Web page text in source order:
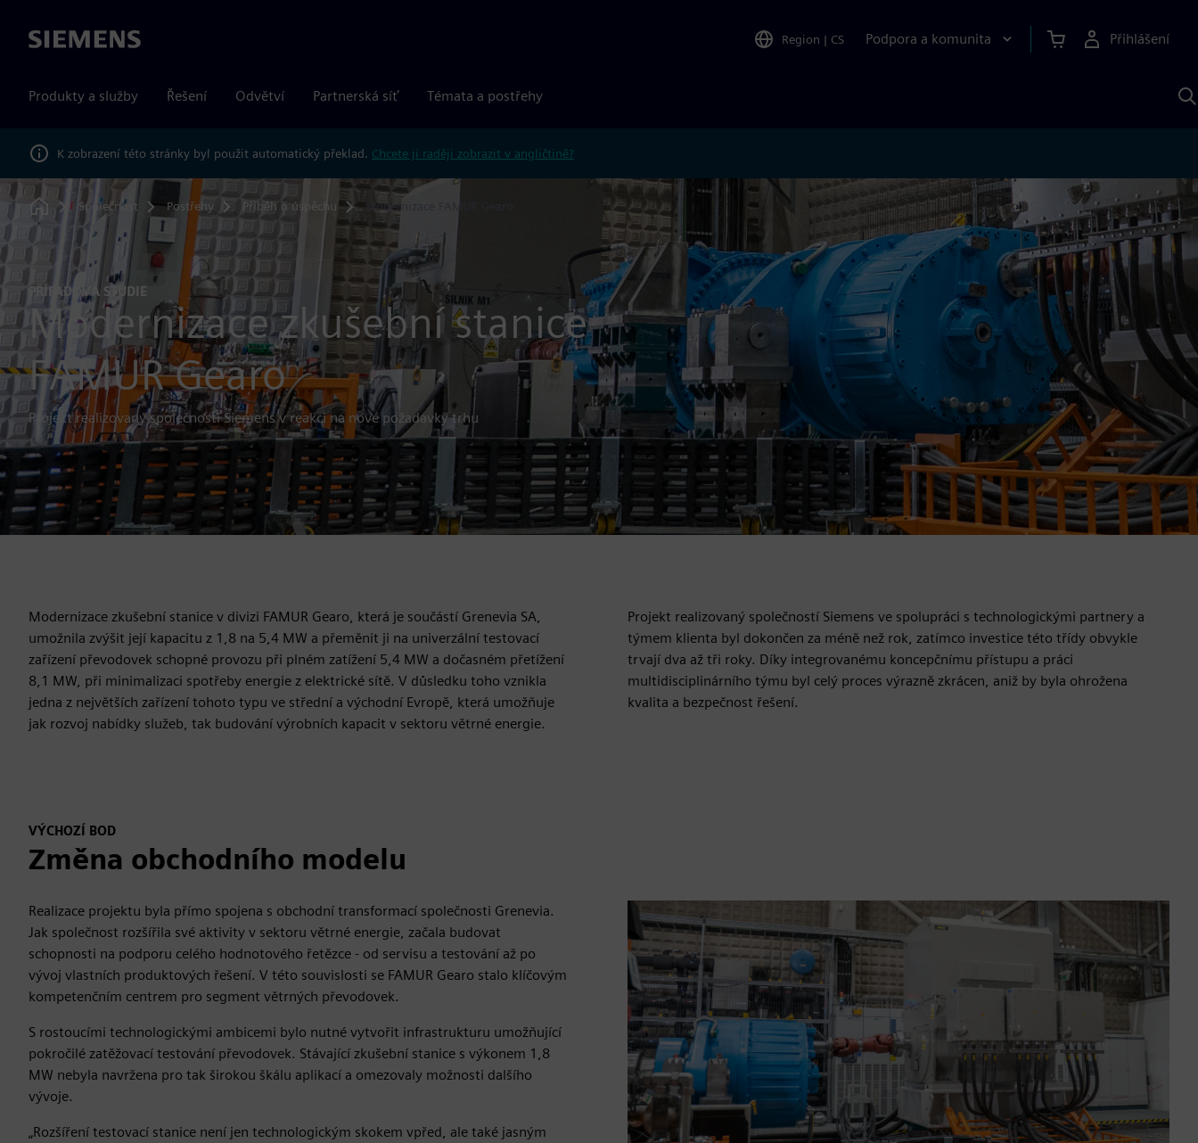
Siemens Region | CS Podpora a komunita Přihlášení
Produkty a služby Řešení Odvětví Partnerská síť Témata a postřehy
K zobrazení této stránky byl použit automatický překlad. Chcete ji raději zobrazit v angličtině?
Home
Společnost Postřehy Příběh o úspěchu Modernizace FAMUR Gearo
PŘÍPADOVÁ STUDIE
Modernizace zkušební stanice
FAMUR Gearo
Projekt realizovaný společností Siemens v reakci na nové požadavky trhu
Modernizace zkušební stanice v divizi FAMUR Gearo, která je součástí Grenevia SA,
umožnila zvýšit její kapacitu z 1,8 na 5,4 MW a přeměnit ji na univerzální testovací
zařízení převodovek schopné provozu při plném zatížení 5,4 MW a dočasném přetížení
8,1 MW, při minimalizaci spotřeby energie z elektrické sítě. V důsledku toho vznikla
jedna z největších zařízení tohoto typu ve střední a východní Evropě, která umožňuje
jak rozvoj nabídky služeb, tak budování výrobních kapacit v sektoru větrné energie.
Projekt realizovaný společností Siemens ve spolupráci s technologickými partnery a
týmem klienta byl dokončen za méně než rok, zatímco investice této třídy obvykle
trvají dva až tři roky. Díky integrovanému koncepčnímu přístupu a práci
multidisciplinárního týmu byl celý proces výrazně zkrácen, aniž by byla ohrožena
kvalita a bezpečnost řešení.
VÝCHOZÍ BOD
Změna obchodního modelu
Realizace projektu byla přímo spojena s obchodní transformací společnosti Grenevia.
Jak společnost rozšířila své aktivity v sektoru větrné energie, začala budovat
schopnosti na podporu celého hodnotového řetězce - od servisu a testování až po
vývoj vlastních produktových řešení. V této souvislosti se FAMUR Gearo stalo klíčovým
kompetenčním centrem pro segment větrných převodovek.
S rostoucími technologickými ambicemi bylo nutné vytvořit infrastrukturu umožňující
pokročilé zatěžovací testování převodovek. Stávající zkušební stanice s výkonem 1,8
MW nebyla navržena pro tak širokou škálu aplikací a omezovaly možnosti dalšího
vývoje.
„Rozšíření testovací stanice není jen technologickým skokem vpřed, ale také jasným